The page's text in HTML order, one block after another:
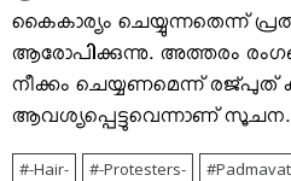
കൈകാര്യം ചെയ്യുന്നതെന്ന്
ആരോപിക്കുന്നു. അത്തരം
നീക്കം ചെയ്യണമെന്ന്
ആവശ്യപ്പെട്ടുവെന്നാണ് സൂചന.
-hair- -protesters-